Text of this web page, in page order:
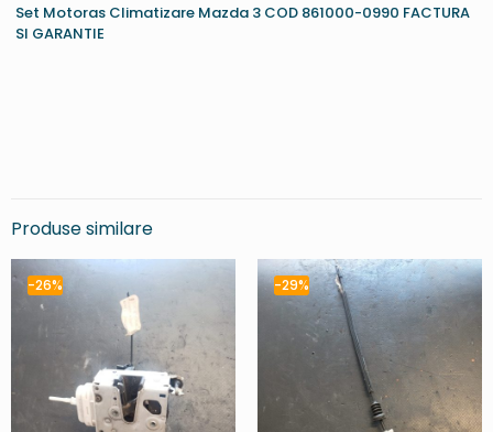
Set Motoras Climatizare Mazda 3 COD 861000-0990 FACTURA
SI GARANTIE
Produse similare
-26% -29%